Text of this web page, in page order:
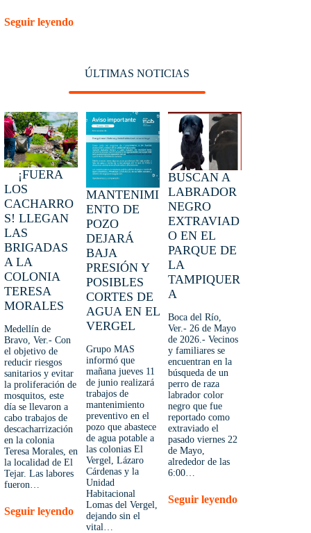
Seguir leyendo
ÚLTIMAS NOTICIAS
¡FUERA
LOS
CACHARRO
S! LLEGAN
LAS
BRIGADAS
A LA
COLONIA
TERESA
MORALES
Medellín de
Bravo, Ver.- Con
el objetivo de
reducir riesgos
sanitarios y evitar
la proliferación de
mosquitos, este
día se llevaron a
cabo trabajos de
descacharrización
en la colonia
Teresa Morales, en
la localidad de El
Tejar. Las labores
fueron…
Seguir leyendo
MANTENIMI
ENTO DE
POZO
DEJARÁ
BAJA
PRESIÓN Y
POSIBLES
CORTES DE
AGUA EN EL
VERGEL
Grupo MAS
informó que
mañana jueves 11
de junio realizará
trabajos de
mantenimiento
preventivo en el
pozo que abastece
de agua potable a
las colonias El
Vergel, Lázaro
Cárdenas y la
Unidad
Habitacional
Lomas del Vergel,
dejando sin el
vital…
BUSCAN A
LABRADOR
NEGRO
EXTRAVIAD
O EN EL
PARQUE DE
LA
TAMPIQUER
A
Boca del Río,
Ver.- 26 de Mayo
de 2026.- Vecinos
y familiares se
encuentran en la
búsqueda de un
perro de raza
labrador color
negro que fue
reportado como
extraviado el
pasado viernes 22
de Mayo,
alrededor de las
6:00…
Seguir leyendo